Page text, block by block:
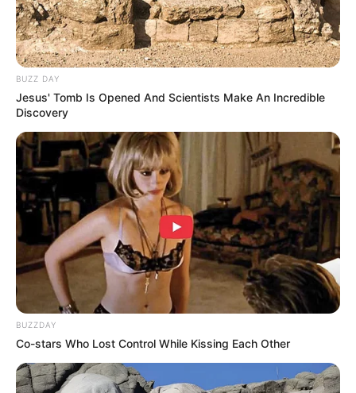
arrow_forward_ios Baca selengkapnya
Mute
Begitu pula di FTV, ia diketahui telah membintangi puluhan judul
FTV,
seperti Pacar Yang Kupilih, Jamu Cap Jempol,dan
Mengejar Restu Papamu(2018).
Baca juga: Biodata, Profil, dan Fakta Alodya Desi
BUZZ DAY
Jesus' Tomb Is Opened And Scientists Make An Incredible
Discovery
BUZZDAY
Co-stars Who Lost Control While Kissing Each Other